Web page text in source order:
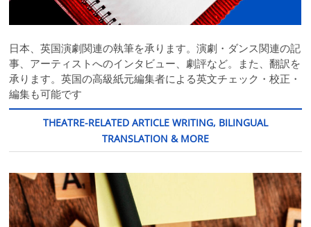
日本、英国演劇関連の執筆を承ります。演劇・ダンス関連の記
事、アーティストへのインタビュー、劇評など。また、翻訳を
承ります。英国の高級紙元編集者による英文チェック・校正・
編集も可能です
THEATRE-RELATED ARTICLE WRITING, BILINGUAL
TRANSLATION & MORE